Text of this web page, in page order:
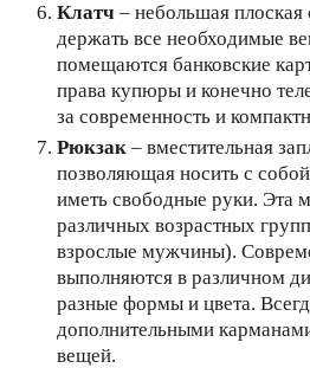
Клатч – небольшая плоская
держать все необходимые
помещаются банковские
права купюры и конечно
за современность и
Рюкзак – вместительная
позволяющая носить с
иметь свободные руки. Эта
различных возрастных
взрослые мужчины).
выполняются в различном
разные формы и цвета.
дополнительными
вещей.